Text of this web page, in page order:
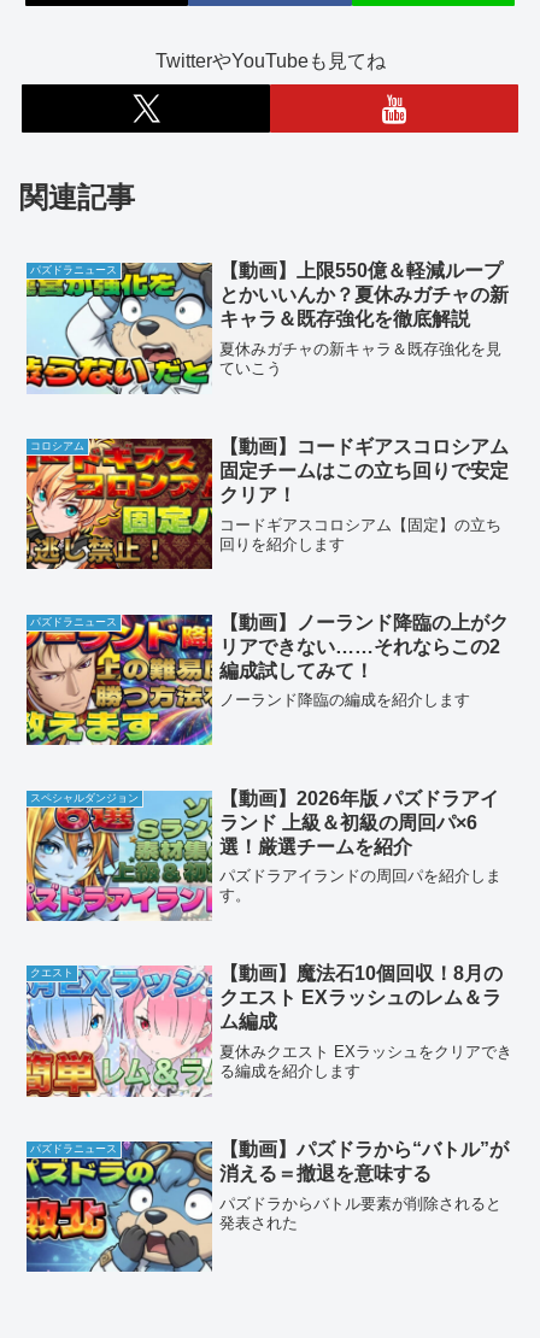
TwitterやYouTubeも見てね
関連記事
パズドラニュース
【動画】上限550億＆軽減ループ
とかいいんか？夏休みガチャの新
キャラ＆既存強化を徹底解説
夏休みガチャの新キャラ＆既存強化を見
ていこう
コロシアム
【動画】コードギアスコロシアム
固定チームはこの立ち回りで安定
クリア！
コードギアスコロシアム【固定】の立ち
回りを紹介します
パズドラニュース
【動画】ノーランド降臨の上がク
リアできない……それならこの2
編成試してみて！
ノーランド降臨の編成を紹介します
スペシャルダンジョン
【動画】2026年版 パズドラアイ
ランド 上級＆初級の周回パ×6
選！厳選チームを紹介
パズドラアイランドの周回パを紹介しま
す。
クエスト
【動画】魔法石10個回収！8月の
クエスト EXラッシュのレム＆ラ
ム編成
夏休みクエスト EXラッシュをクリアでき
る編成を紹介します
パズドラニュース
【動画】パズドラから“バトル”が
消える＝撤退を意味する
パズドラからバトル要素が削除されると
発表された